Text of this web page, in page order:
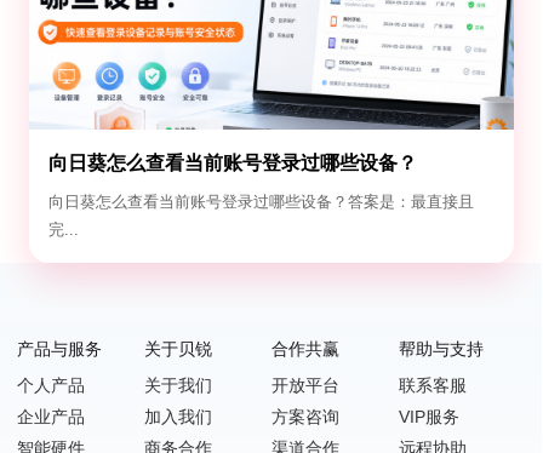
向日葵怎么查看当前账号登录过哪些设备？
向日葵怎么查看当前账号登录过哪些设备？答案是：最直接且
完...
产品与服务
个人产品
企业产品
智能硬件
关于贝锐
关于我们
加入我们
商务合作
合作共赢
开放平台
方案咨询
渠道合作
帮助与支持
联系客服
VIP服务
远程协助